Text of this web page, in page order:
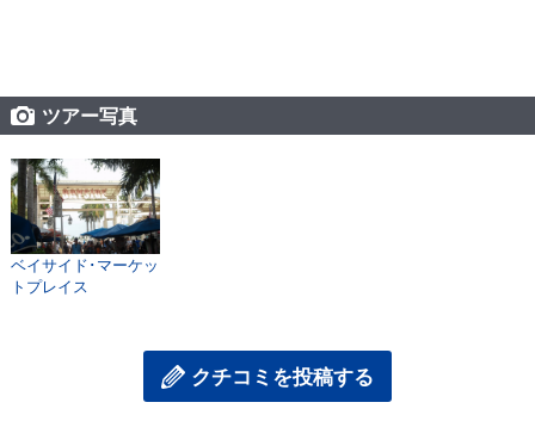
ツアー写真
ベイサイド･マーケッ
トプレイス
クチコミを投稿する